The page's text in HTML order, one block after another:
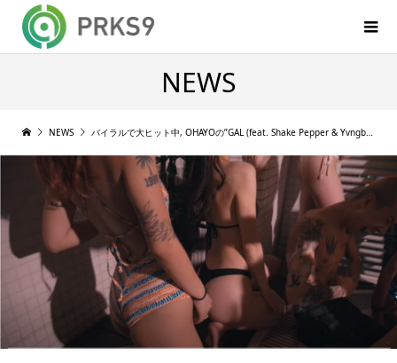
NEWS
NEWS バイラルで大ヒット中, OHAYOの”GAL (feat. Shake Pepper & Yvngboi P)”のMVが公開